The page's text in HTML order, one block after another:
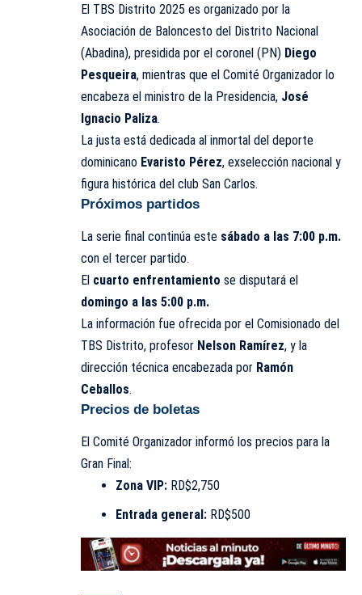
El TBS Distrito 2025 es organizado por la
Asociación de Baloncesto del Distrito Nacional
(Abadina), presidida por el coronel (PN) Diego
Pesqueira, mientras que el Comité Organizador lo
encabeza el ministro de la Presidencia, José
Ignacio Paliza.
La justa está dedicada al inmortal del deporte
dominicano Evaristo Pérez, exselección nacional y
figura histórica del club San Carlos.
Próximos partidos
La serie final continúa este sábado a las 7:00 p.m.
con el tercer partido.
El cuarto enfrentamiento se disputará el
domingo a las 5:00 p.m.
La información fue ofrecida por el Comisionado del
TBS Distrito, profesor Nelson Ramírez, y la
dirección técnica encabezada por Ramón
Ceballos.
Precios de boletas
El Comité Organizador informó los precios para la
Gran Final:
Zona VIP:RD$2,750
Entrada general:RD$500